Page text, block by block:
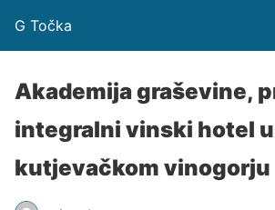
G Točka
Akademija graševine,
integralni vinski hotel u
kutjevačkom vinogorju